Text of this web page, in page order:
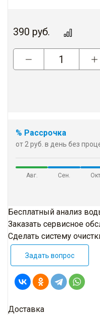
390 руб.
% Рассрочка
от 2 руб. в день без
Авг. Сен.
Бесплатный анализ
Заказать сервисное
Сделать систему
Задать вопрос
Доставка